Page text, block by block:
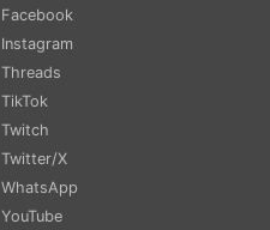
Facebook
Instagram
Threads
TikTok
Twitch
Twitter/X
WhatsApp
YouTube